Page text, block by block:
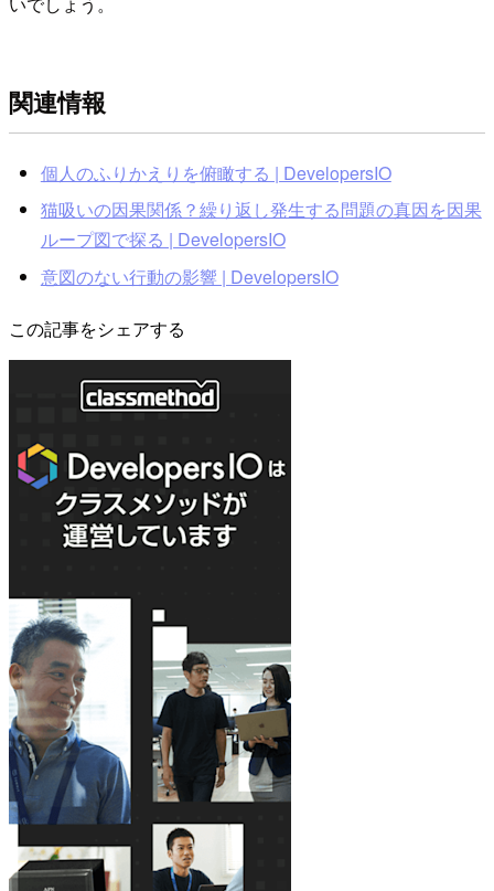
関連情報
個人のふりかえりを俯瞰する | DevelopersIO
猫吸いの因果関係？繰り返し発生する問題の真因を因果
ループ図で探る | DevelopersIO
意図のない行動の影響 | DevelopersIO
この記事をシェアする